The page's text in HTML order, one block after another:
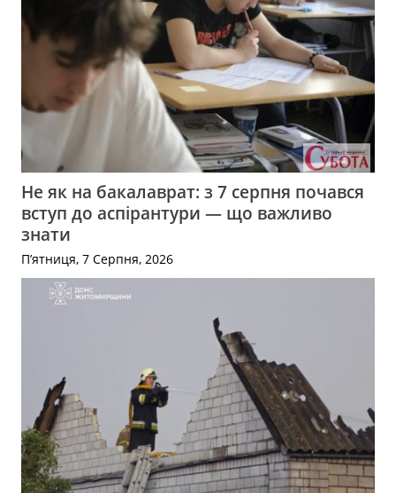
Не як на бакалаврат: з 7 серпня почався
вступ до аспірантури — що важливо
знати
П’ятниця, 7 Серпня, 2026